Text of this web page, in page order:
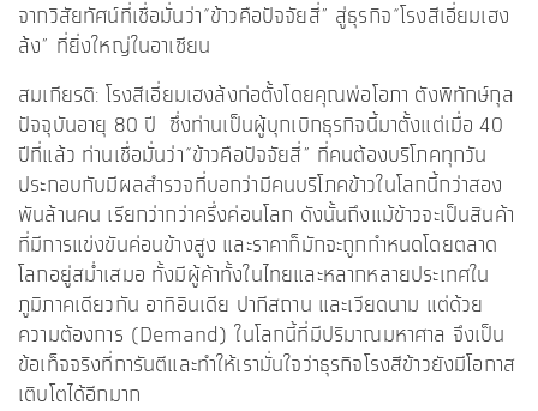
จากวิสัยทัศน์ที่เชื่อมั่นว่า“ข้าวคือปัจจัยสี่” สู่ธุรกิจ“โรงสีเอี่ยมเฮง
ล้ง” ที่ยิ่งใหญ่ในอาเซียน
สมเกียรติ: โรงสีเอี่ยมเฮงล้งก่อตั้งโดยคุณพ่อโอภา ตังพิทักษ์กุล
ปัจจุบันอายุ 80 ปี ซึ่งท่านเป็นผู้บุกเบิกธุรกิจนี้มาตั้งแต่เมื่อ 40
ปีที่แล้ว ท่านเชื่อมั่นว่า“ข้าวคือปัจจัยสี่” ที่คนต้องบริโภคทุกวัน
ประกอบกับมีผลสำรวจที่บอกว่ามีคนบริโภคข้าวในโลกนี้กว่าสอง
พันล้านคน เรียกว่ากว่าครึ่งค่อนโลก ดังนั้นถึงแม้ข้าวจะเป็นสินค้า
ที่มีการแข่งขันค่อนข้างสูง และราคาก็มักจะถูกกำหนดโดยตลาด
โลกอยู่สม่ำเสมอ ทั้งมีผู้ค้าทั้งในไทยและหลากหลายประเทศใน
ภูมิภาคเดียวกัน อาทิอินเดีย ปากีสถาน และเวียดนาม แต่ด้วย
ความต้องการ (Demand) ในโลกนี้ที่มีปริมาณมหาศาล จึงเป็น
ข้อเท็จจริงที่การันตีและทำให้เรามั่นใจว่าธุรกิจโรงสีข้าวยังมีโอกาส
เติบโตได้อีกมาก